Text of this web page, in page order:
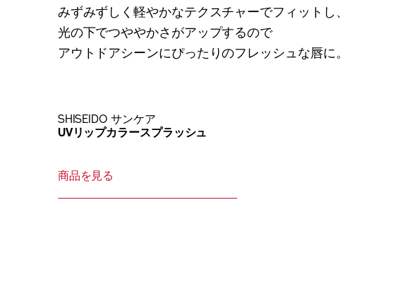
みずみずしく軽やかなテクスチャーでフィットし、
光の下でつややかさがアップするので
アウトドアシーンにぴったりのフレッシュな唇に。
SHISEIDO サンケア
UVリップカラースプラッシュ
商品を見る